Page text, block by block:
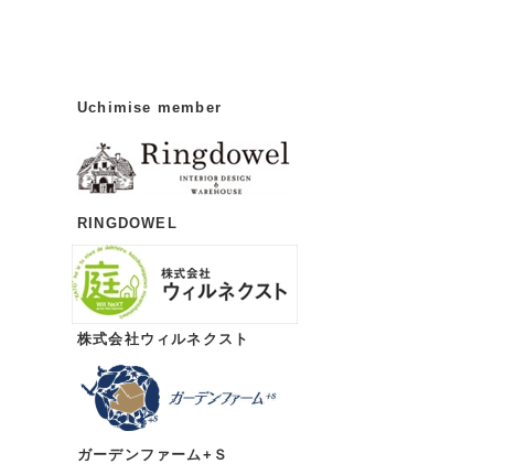
Uchimise member
RINGDOWEL
株式会社ウィルネクスト
ガーデンファーム+Ｓ